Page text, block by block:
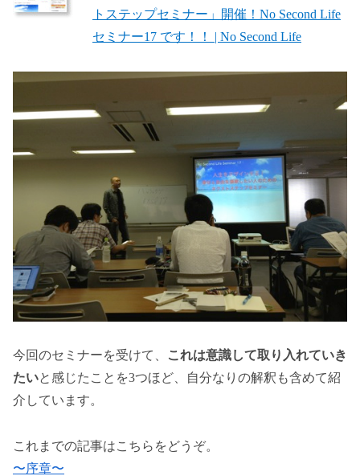
トステップセミナー」開催！No Second Life
セミナー17 です！！ | No Second Life
今回のセミナーを受けて、
これは意識して取り入れていき
たいと感じたことを3つほど、自分なりの解釈も含めて紹
介しています。
これまでの記事はこちらをどうぞ。
〜序章〜